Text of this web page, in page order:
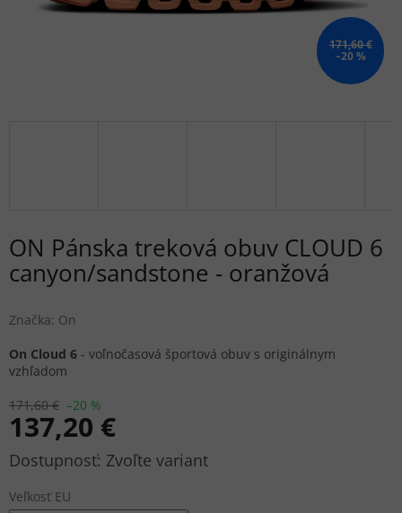
171,60 €
–20 %
ON Pánska treková obuv CLOUD 6
canyon/sandstone - oranžová
Značka: On
171,60 € –20 %
137,20 €
Jednotková
Zvoľte variant
Veľkosť EU
On Cloud 6 - voľnočasová športová obuv s originálnym
vzhľadom